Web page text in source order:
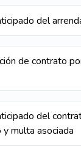
del
de contrato
del
multa asociada